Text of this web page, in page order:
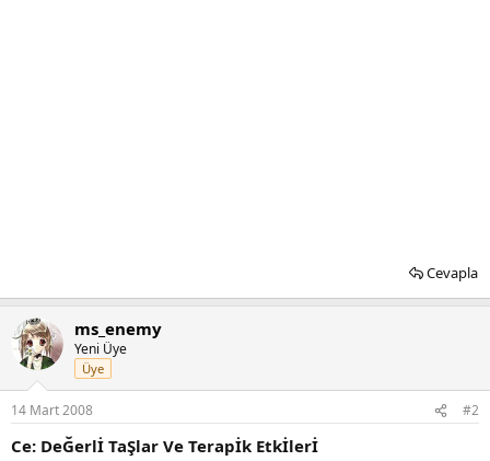
Cevapla
ms_enemy
Yeni Üye
Üye
14 Mart 2008 #2
Ce: DeĞerlİ TaŞlar Ve Terapİk Etkİlerİ